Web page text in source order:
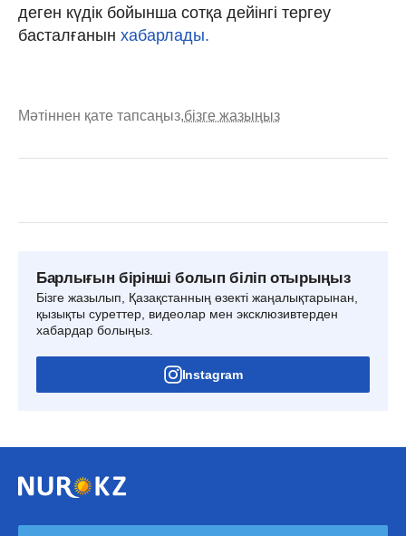
деген күдік бойынша сотқа дейінгі тергеу
басталғанын хабарлады.
Мәтіннен қате тапсаңыз,бізге жазыңыз
Барлығын бірінші болып біліп отырыңыз
Бізге жазылып, Қазақстанның өзекті жаңалықтарынан,
қызықты суреттер, видеолар мен эксклюзивтерден
хабардар болыңыз.
Instagram